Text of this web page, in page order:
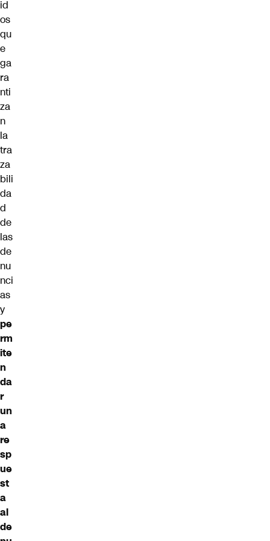
id
os
qu
e
ga
ra
nti
za
n
la
tra
za
bili
da
d
de
las
de
nu
nci
as
y
pe
rm
ite
n
da
r
un
a
re
sp
ue
st
a
al
de